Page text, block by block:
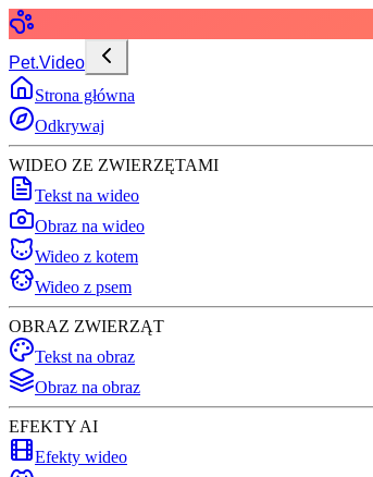
Pet.Video
Strona główna
Odkrywaj
WIDEO ZE ZWIERZĘTAMI
Tekst na wideo
Obraz na wideo
Wideo z kotem
Wideo z psem
OBRAZ ZWIERZĄT
Tekst na obraz
Obraz na obraz
EFEKTY AI
Efekty wideo